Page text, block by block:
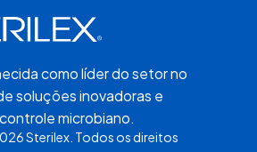
como líder do setor no
soluções inovadoras e
microbiano.
Sterilex. Todos os direitos